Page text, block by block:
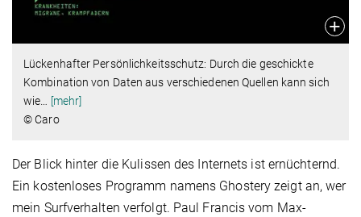
Lückenhafter Persönlichkeitsschutz: Durch die geschickte
Kombination von Daten aus verschiedenen Quellen kann sich
wie
[mehr]
© Caro
Der Blick hinter die Kulissen des Internets ist ernüchternd.
Ein kostenloses Programm namens Ghostery zeigt an, wer
mein Surfverhalten verfolgt. Paul Francis vom Max-